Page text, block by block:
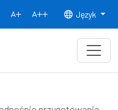
Normalny rozmiar czcionki
Rozmiar czcionki 150% Rozmiar
Język